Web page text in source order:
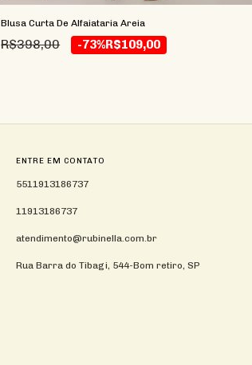
Blusa Curta De Alfaiataria Areia
R$398,00 -73%R$109,00
ENTRE EM CONTATO
5511913186737
11913186737
atendimento@rubinella.com.br
Rua Barra do Tibagi, 544-Bom retiro, SP